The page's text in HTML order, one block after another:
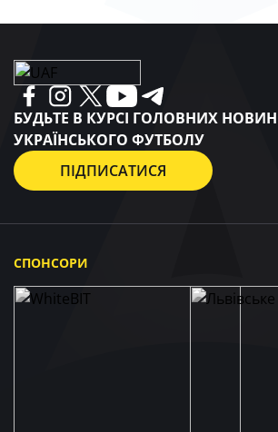
БУДЬТЕ В КУРСІ ГОЛОВНИХ НОВИН
УКРАЇНСЬКОГО ФУТБОЛУ
ПІДПИСАТИСЯ
СПОНСОРИ